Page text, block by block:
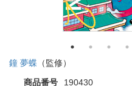
鐘 夢蝶 （監修）
商品番号
190430